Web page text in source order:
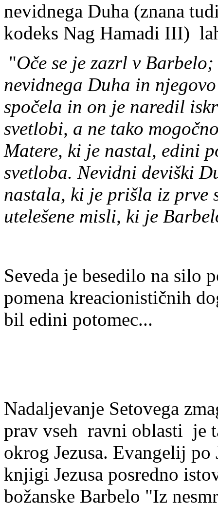
nevidnega Duha (znana
kodeks Nag Hamadi III)
"Oče se je zazrl v Barbelo;
nevidnega Duha in
spočela in on je naredil
svetlobi, a ne tako mogoč
Matere, ki je nastal, edini
svetloba. Nevidni deviški
nastala, ki je prišla iz prve
utelešene misli, ki je
Seveda je besedilo na silo
pomena kreacionističnih
bil edini potomec...
Nadaljevanje Setovega
prav vseh ravni oblasti je
okrog Jezusa. Evangelij
knjigi Jezusa posredno
božanske Barbelo "Iz